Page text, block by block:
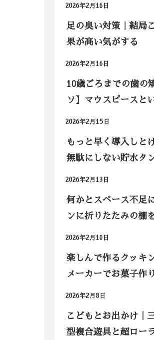
2026年2月16日
足の臭い対策｜結局
果が高い気がする
2026年2月16日
10歳ごろまでの歯の
ソ】マウスピースと
2026年2月15日
もっと早く導入しと
無駄にしない貯水タ
2026年2月13日
何かとスペース不足
ンに折りたたみの棚
2026年2月10日
楽しんで作るクッキ
メーカーでお菓子作り
2026年2月8日
こどもとお出かけ｜
型複合遊具と超ロー